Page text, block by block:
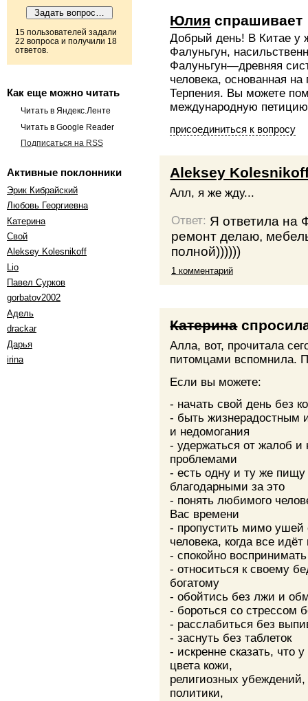
15 пользователей задали
22 вопроса и получили 18
ответов.
Как еще можно читать
Читать в Яндекс.Ленте
Читать в Google Reader
Подписаться на RSS
Активные поклонники
Эрик Кибрайский
Любовь Георгиевна
Катерина
Свой
Aleksey Kolesnikoff
Lio
Павел Сурков
gorbatov2002
Адель
drackar
Дарья
irina
Юлия спрашивает
Добрый день! В Китае у
Фалуньгун,
Фалуньгун—древняя
человека, основанная
Терпения. Вы можете
международную
присоединиться к вопросу
Aleksey
Алл, я же жду...
Ответ: Я ответила на
ремонт делаю,
полной))))))
1 комментарий
Катерина
Алла, вот, прочитала
питомцами вспомнила.
Если вы можете:
- начать свой день без
- быть жизнерадостным
и недомогания
- удержаться от жалоб
проблемами
- есть одну и ту же
благодарными за это
- понять любимого
Вас времени
- пропустить мимо ушей
человека, когда все
- спокойно воспринимать
- относиться к своему
богатому
- обойтись без лжи и
- бороться со стрессом
- расслабиться без
- заснуть без таблеток
- искренне сказать, что
цвета кожи,
религиозных
политики,